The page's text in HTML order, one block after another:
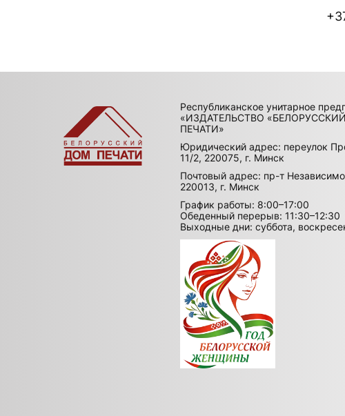
Республиканское унитарное
«ИЗДАТЕЛЬСТВО
ПЕЧАТИ»
Юридический адрес: переулок
11/2, 220075, г. Минск
Почтовый адрес: пр-т
220013, г. Минск
График работы: 8:00–17:00
Обеденный перерыв: 11:30–12:30
Выходные дни: суббота,